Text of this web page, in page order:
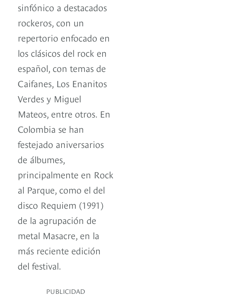
sinfónico a destacados
rockeros, con un
repertorio enfocado en
los clásicos del rock en
español, con temas de
Caifanes, Los Enanitos
Verdes y Miguel
Mateos, entre otros. En
Colombia se han
festejado aniversarios
de álbumes,
principalmente en Rock
al Parque, como el del
disco Requiem (1991)
de la agrupación de
metal Masacre, en la
más reciente edición
del festival.
PUBLICIDAD